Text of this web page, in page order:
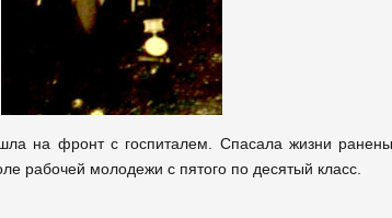
на фронт с госпиталем. Спасала жизни
рабочей молодежи с пятого по десятый класс.